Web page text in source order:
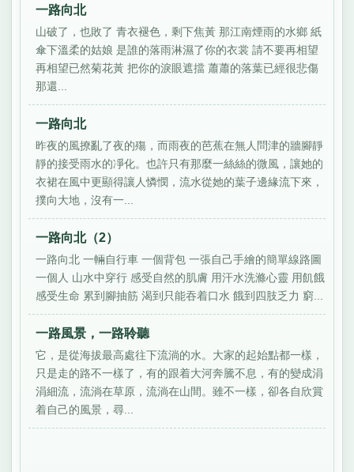
一路向北
山破了，也敗了 青衣褪色，剩下焦黃 那江南煙雨的水鄉 紙
傘下溫柔的姑娘 是誰的落雨淋濕了你的衣裳 請不要再相望
再相望已然菊花黃 把你的淚眼遮擋 蕭蕭的落葉已經很悲傷
那還...
一路向北
昨夜的風撩亂了夜的殤，而雨夜的芭蕉在無人問津的牆腳靜
靜的接受雨水的凈化。也許只有那麼一絲絲的微風，讓她的
衣裙在風中更顯得讓人憐憫，流水從她的葉子邊緣流下來，
撲向大地，沒有一...
一路向北（2）
一路向北 一輛自行車 一個背包 一張自己手繪的簡單線路圖
一個人 山水中穿行 感受自然的肌膚 用汗水洗滌心靈 用飢餓
感受生命 累到腳抽筋 渴到只能吞着口水 餓到四肢乏力 窮...
一路風景，一路聆聽
它，是從海拔最高處往下流淌的水。大家的起始點都一樣，
只是走的路不一樣了，有的跟着大河奔騰不息，有的變成涓
涓細流，流淌在草原，流淌在山間。雖不一樣，卻各自欣賞
着自己的風景，尋...